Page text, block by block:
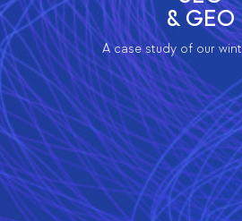
& GEO
A case study of our